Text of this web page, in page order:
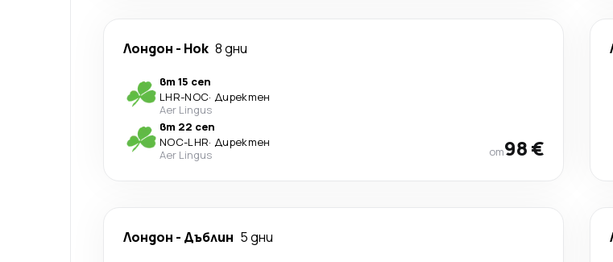
Лондон - Нок 8 дни
вт 15 сеп
LHR-NOC· Директен
Aer Lingus
вт 22 сеп
NOC-LHR· Директен
Aer Lingus
от98 €
Лондон - Дъблин 5 дни